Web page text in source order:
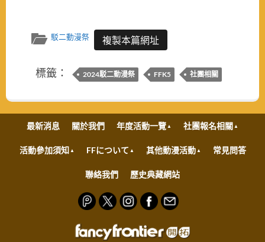
駁二動漫祭 複製本篇網址
標籤： 2024駁二動漫祭 FFK5 社團相關
最新消息 關於我們 年度活動一覽 社團報名相關
活動參加須知 FFについて 其他動漫活動 常見問答
聯絡我們 歷史典藏網站